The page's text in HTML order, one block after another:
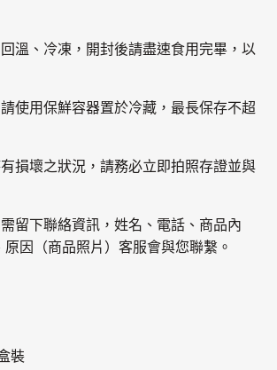
溫、冷凍，開封後請盡速食用完畢，以
使用保鮮容器置於冷藏，最長保存不超
損壞之狀況，請務必立即拍照存證並與
留下聯絡資訊，姓名、電話、商品內
因（商品照片）客服會與您聯繫。
裝